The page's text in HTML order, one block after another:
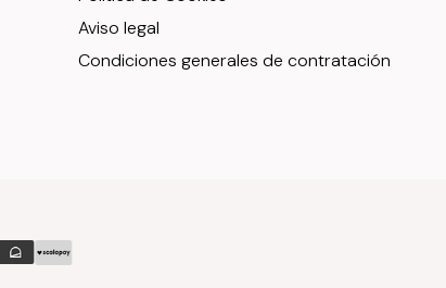
Aviso legal
Condiciones generales de contratación